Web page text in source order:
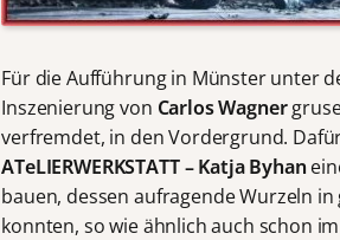
Für die Aufführung in Münster unter
Inszenierung von Carlos Wagner
verfremdet, in den Vordergrund.
ATeLIERWERKSTATT – Katja Byhan
bauen, dessen aufragende Wurzeln
konnten, so wie ähnlich auch schon